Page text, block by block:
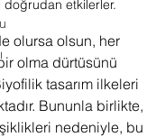
doğrudan etkilerler.
olursa olsun, her
olma dürtüsünü
tasarım ilkeleri
Bununla birlikte,
nedeniyle, bu